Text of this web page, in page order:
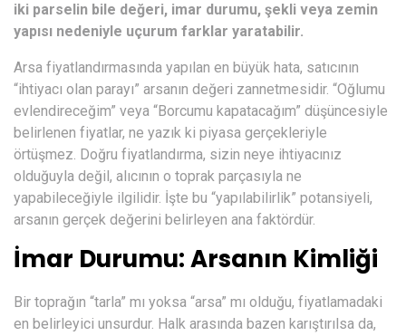
iki parselin bile değeri, imar durumu, şekli veya zemin
yapısı nedeniyle uçurum farklar yaratabilir.
Arsa fiyatlandırmasında yapılan en büyük hata, satıcının
“ihtiyacı olan parayı” arsanın değeri zannetmesidir. “Oğlumu
evlendireceğim” veya “Borcumu kapatacağım” düşüncesiyle
belirlenen fiyatlar, ne yazık ki piyasa gerçekleriyle
örtüşmez. Doğru fiyatlandırma, sizin neye ihtiyacınız
olduğuyla değil, alıcının o toprak parçasıyla ne
yapabileceğiyle ilgilidir. İşte bu “yapılabilirlik” potansiyeli,
arsanın gerçek değerini belirleyen ana faktördür.
İmar Durumu: Arsanın Kimliği
Bir toprağın “tarla” mı yoksa “arsa” mı olduğu, fiyatlamadaki
en belirleyici unsurdur. Halk arasında bazen karıştırılsa da,